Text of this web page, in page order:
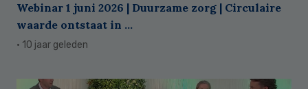
Webinar 1 juni 2026 | Duurzame zorg | Circulaire
waarde ontstaat in ...
· 10 jaar geleden